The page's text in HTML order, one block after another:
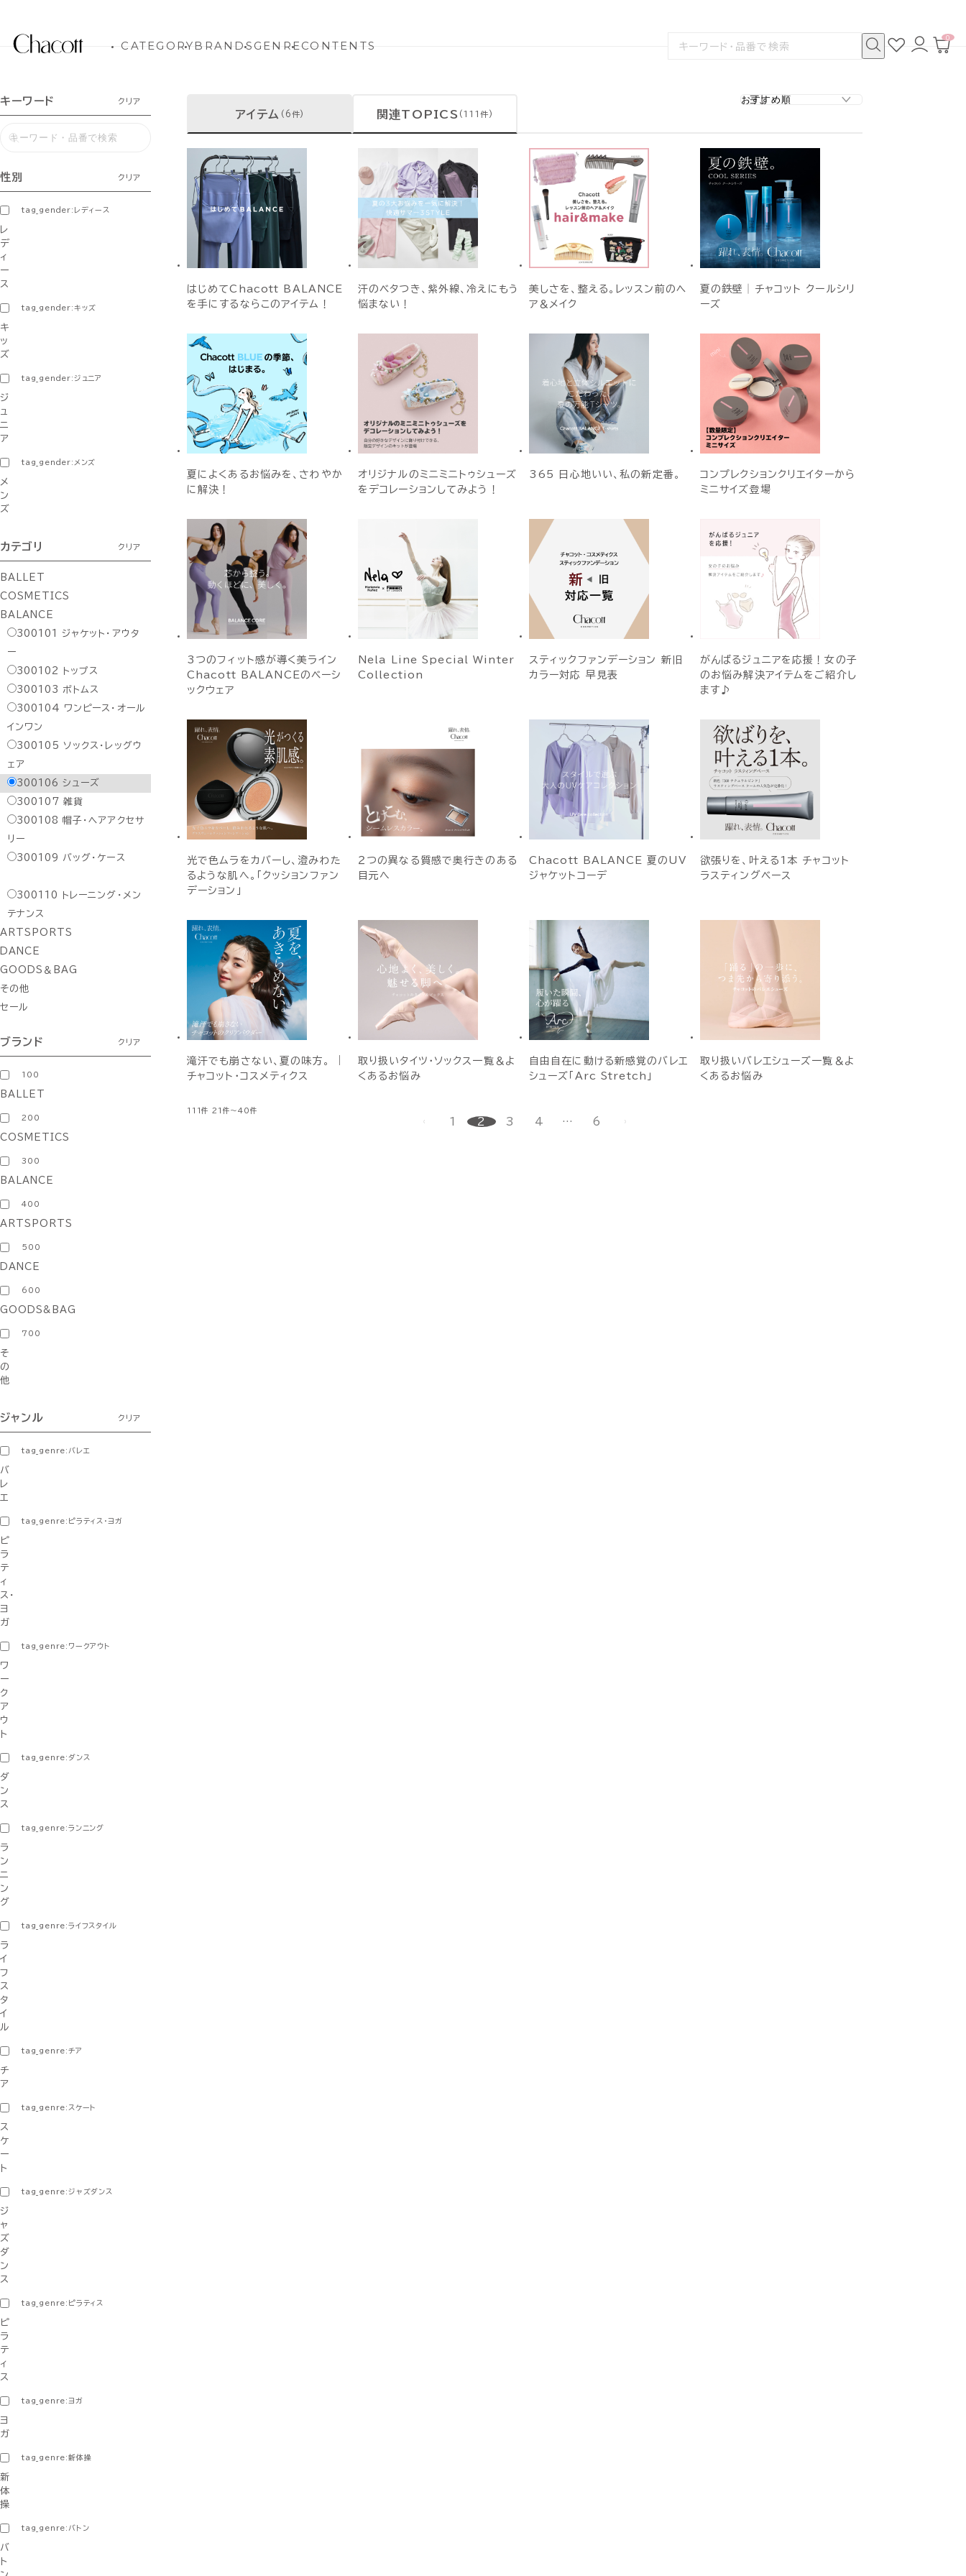
CATEGORYBRANDSGENRECONTENTS
検
お
気
ロ
グ
カ
0
キーワード クリア
性別 クリア
tag_gender:レディース
レ
デ
ィ
ー
ス
tag_gender:キッズ
キ
ッ
ズ
tag_gender:ジュニア
ジ
ュ
ニ
ア
tag_gender:メンズ
メ
ン
ズ
カテゴリ クリア
BALLET
COSMETICS
BALANCE
300101
ジャケット・アウタ
ー
300102
トップス
300103
ボトムス
300104
ワンピース・オール
インワン
300105
ソックス・レッグウ
ェア
300106 シューズ
300107 雑貨
300108 帽子・ヘアアクセサ
リー
300109
バッグ・ケース
300110
トレーニング・メン
テナンス
ARTSPORTS
DANCE
GOODS＆BAG
その他
セール
ブランド クリア
100
BALLET
200
COSMETICS
300
BALANCE
400
ARTSPORTS
500
DANCE
600
GOODS&BAG
700
そ
の
他
ジャンル クリア
tag_genre:バレエ
バ
レ
エ
tag_genre:ピラティス・ヨガ
ピ
ラ
テ
ィ
ス・
ヨ
ガ
tag_genre:ワークアウト
ワ
ー
ク
ア
ウ
ト
tag_genre:ダンス
ダ
ン
ス
tag_genre:ランニング
ラ
ン
ニ
ン
グ
tag_genre:ライフスタイル
ラ
イ
フ
ス
タ
イ
ル
tag_genre:チア
チ
ア
tag_genre:スケート
ス
ケ
ー
ト
tag_genre:ジャズダンス
ジ
ャ
ズ
ダ
ン
ス
tag_genre:ピラティス
ピ
ラ
テ
ィ
ス
tag_genre:ヨガ
ヨ
ガ
tag_genre:新体操
新
体
操
tag_genre:バトン
バ
ト
アイテム (6件) 関連TOPICS (111件)
はじめてChacott BALANCE
を手にするならこのアイテム！
汗のベタつき、紫外線、冷えにもう
悩まない！
美しさを、整える。レッスン前のヘ
ア＆メイク
夏の鉄壁│チャコット クールシリ
ーズ
夏によくあるお悩みを、さわやか
に解決！
オリジナルのミニミニトゥシューズ
をデコレーションしてみよう！
365 日心地いい、私の新定番。
コンプレクションクリエイターから
ミニサイズ登場
3つのフィット感が導く美ライン
Chacott BALANCEのベーシ
ックウェア
Nela Line Special Winter
Collection
スティックファンデーション 新旧
カラー対応 早見表
がんばるジュニアを応援！女の子
のお悩み解決アイテムをご紹介し
ます♪
光で色ムラをカバーし、澄みわた
るような肌へ。「クッションファン
デーション」
２つの異なる質感で奥行きのある
目元へ
Chacott BALANCE 夏のUV
ジャケットコーデ
欲張りを、叶える1本 チャコット
ラスティングベース
滝汗でも崩さない、夏の味方。 ｜
チャコット・コスメティクス
取り扱いタイツ・ソックス一覧＆よ
くあるお悩み
自由自在に動ける新感覚のバレエ
シューズ「Arc Stretch」
取り扱いバレエシューズ一覧＆よ
くあるお悩み
111件 21件～40件
1 2 3 4 … 6